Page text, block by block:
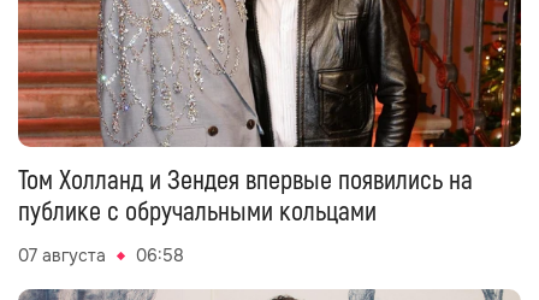
Том Холланд и Зендея впервые появились на
публике с обручальными кольцами
07 августа 06:58